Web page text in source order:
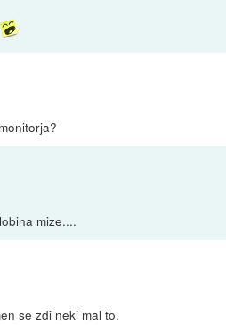
mize....
se zdi neki mal to.